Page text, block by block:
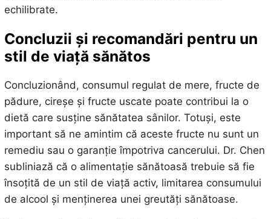
echilibrate.
Concluzii și recomandări pentru un
stil de viață sănătos
Concluzionând, consumul regulat de mere, fructe de
pădure, cireșe și fructe uscate poate contribui la o
dietă care susține sănătatea sânilor. Totuși, este
important să ne amintim că aceste fructe nu sunt un
remediu sau o garanție împotriva cancerului. Dr. Chen
subliniază că o alimentație sănătoasă trebuie să fie
însoțită de un stil de viață activ, limitarea consumului
de alcool și menținerea unei greutăți sănătoase.